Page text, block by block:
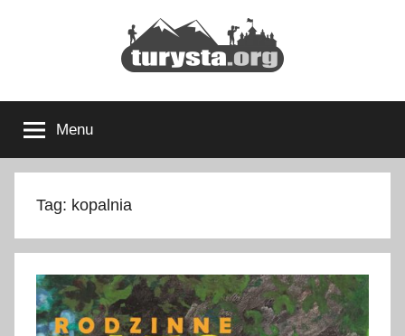
Turysta.org
podróżniczy
i
portal
turystyczny
Menu
Tag: kopalnia